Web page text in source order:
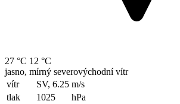
27 °C 12 °C
jasno, mírný severovýchodní vítr
vítr
SV, 6.25 m/s
tlak
1025
hPa